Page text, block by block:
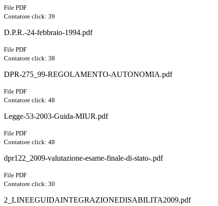
File PDF
Contatore click: 39
D.P.R.-24-febbraio-1994.pdf
File PDF
Contatore click: 38
DPR-275_99-REGOLAMENTO-AUTONOMIA.pdf
File PDF
Contatore click: 48
Legge-53-2003-Guida-MIUR.pdf
File PDF
Contatore click: 48
dpr122_2009-valutazione-esame-finale-di-stato-.pdf
File PDF
Contatore click: 30
2_LINEEGUIDAINTEGRAZIONEDISABILITA2009.pdf